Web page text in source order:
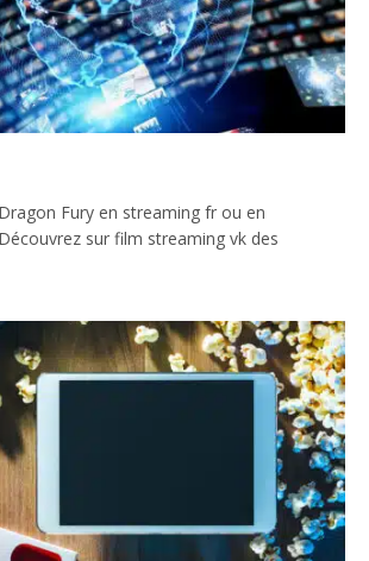
Fury en streaming fr ou en
sur film streaming vk des